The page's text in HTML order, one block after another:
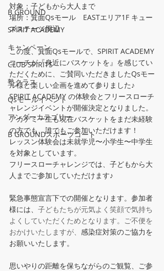
B GROUND
SPIRIT ACADEMY
キャンペーン
CLUB SPIRITS
塾クラス
Qsモールイベント
アンダーカテゴリー
B GROUNDスポーツコート
対象：子どもから大人まで
場所：箕面Qsモール EASTエリア1F キュー
ズステージ周辺
この度、箕面Qsモールで、SPIRIT ACADEMY
コーチが『身近にバスケットを』を感じてい
ただくために、ご賛同いただきましたQsモー
ル様と楽しい企画を進めて参りました♪
SPIRIT ACADEMY の体験会とフリースローチ
ャレンジイベントが開催決定となりました。
アカデミー生も現在バスケットをまだ未経験
の方でも、誰でもご参加いただけます！
レッスン体験会は未就学児〜小学生〜中学生
を対象としています。
フリースローチャレンジでは、子どもから大
人までご参加していただけます♪
緊急事態宣言下での開催となります。参加者
様には、 子どもたちが元気よく笑顔で気持ち
よくしていただくためとなります。ご不便を
おかけいたしますが、 感染症対策のご協力を
お願いいたします。
思いやりの距離を保ちながらのご観覧、ご参